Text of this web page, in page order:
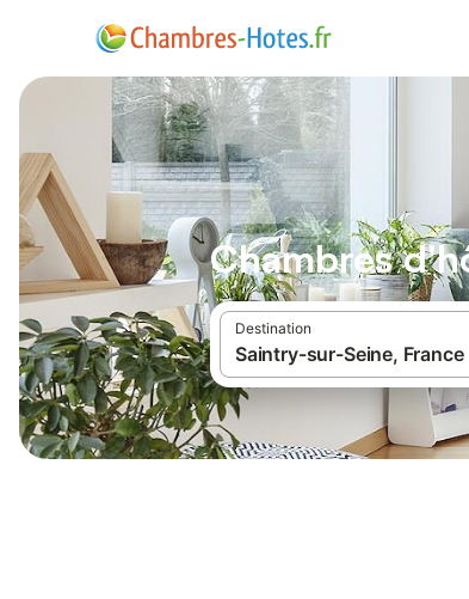
Chambres
Destination